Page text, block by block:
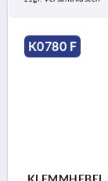
K0780 F